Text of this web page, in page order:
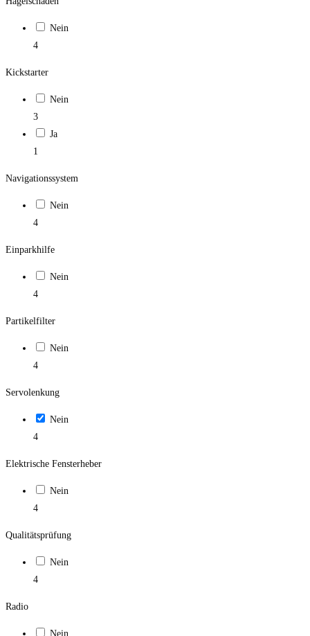
Nein
4
Kickstarter
Nein
3
Ja
1
Navigationssystem
Nein
4
Einparkhilfe
Nein
4
Partikelfilter
Nein
4
Servolenkung
Nein
4
Elektrische Fensterheber
Nein
4
Qualitätsprüfung
Nein
4
Radio
Nein